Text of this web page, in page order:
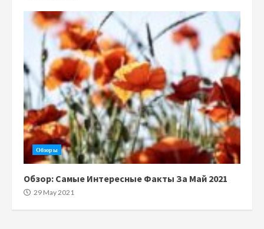
Обзоры
Обзор: Самые Интересные Факты За Май 2021
29 May 2021